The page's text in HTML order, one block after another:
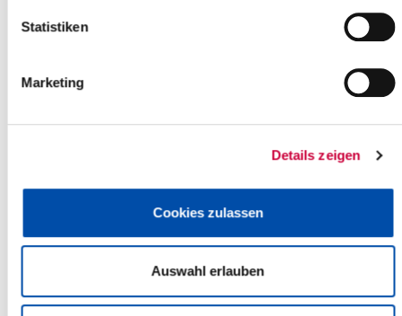
Statistiken
Marketing
Details zeigen
Cookies zulassen
Auswahl erlauben
(Begegnungsstätte Glücksknoten)
Friday, 04.09.2026
09:30 Uhr - 11:30 Uhr, Horst (Holstein)
Horst